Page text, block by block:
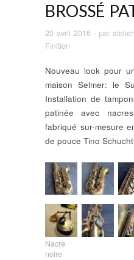
BROSSÉ
20 avril 2016 · par
Finition
Nouveau look pour
maison Selmer: le
Installation de
patinée avec
fabriqué sur-mesure
de pouce Tino
Nacre
noire